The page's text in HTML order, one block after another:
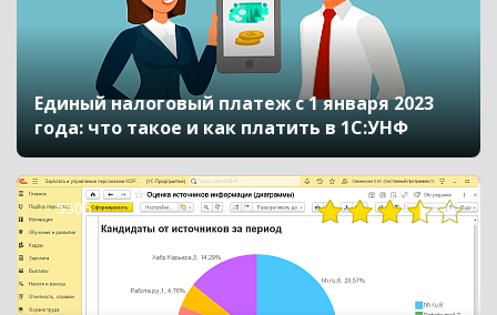
Единый налоговый платеж с 1 января 2023
года: что такое и как платить в 1С:УНФ
5505